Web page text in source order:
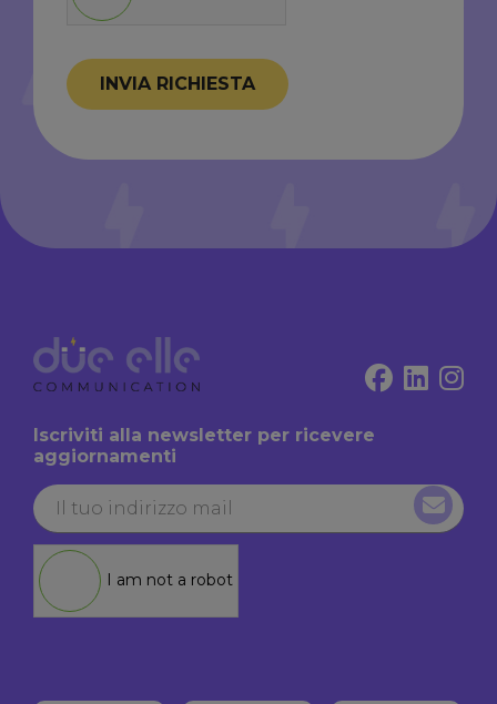
INVIA RICHIESTA
Iscriviti alla newsletter per ricevere
aggiornamenti
I am not a robot